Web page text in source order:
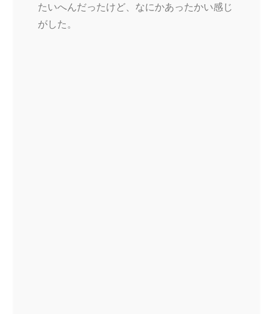
たいへんだったけど、なにかあったかい感じ
がした。